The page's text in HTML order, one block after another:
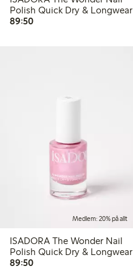
Polish Quick Dry & Longwear
89:5089,50 kr
Medlem: 20% på allt
ISADORA The Wonder Nail
Polish Quick Dry & Longwear
89:5089,50 kr